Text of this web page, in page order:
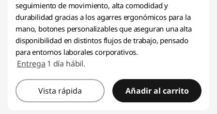
seguimiento de movimiento, alta comodidad y
durabilidad gracias a los agarres ergonómicos para la
mano, botones personalizables que aseguran una alta
disponibilidad en distintos flujos de trabajo, pensado
para entornos laborales corporativos.
Entrega 1 día hábil.
Vista rápida Añadir al carrito